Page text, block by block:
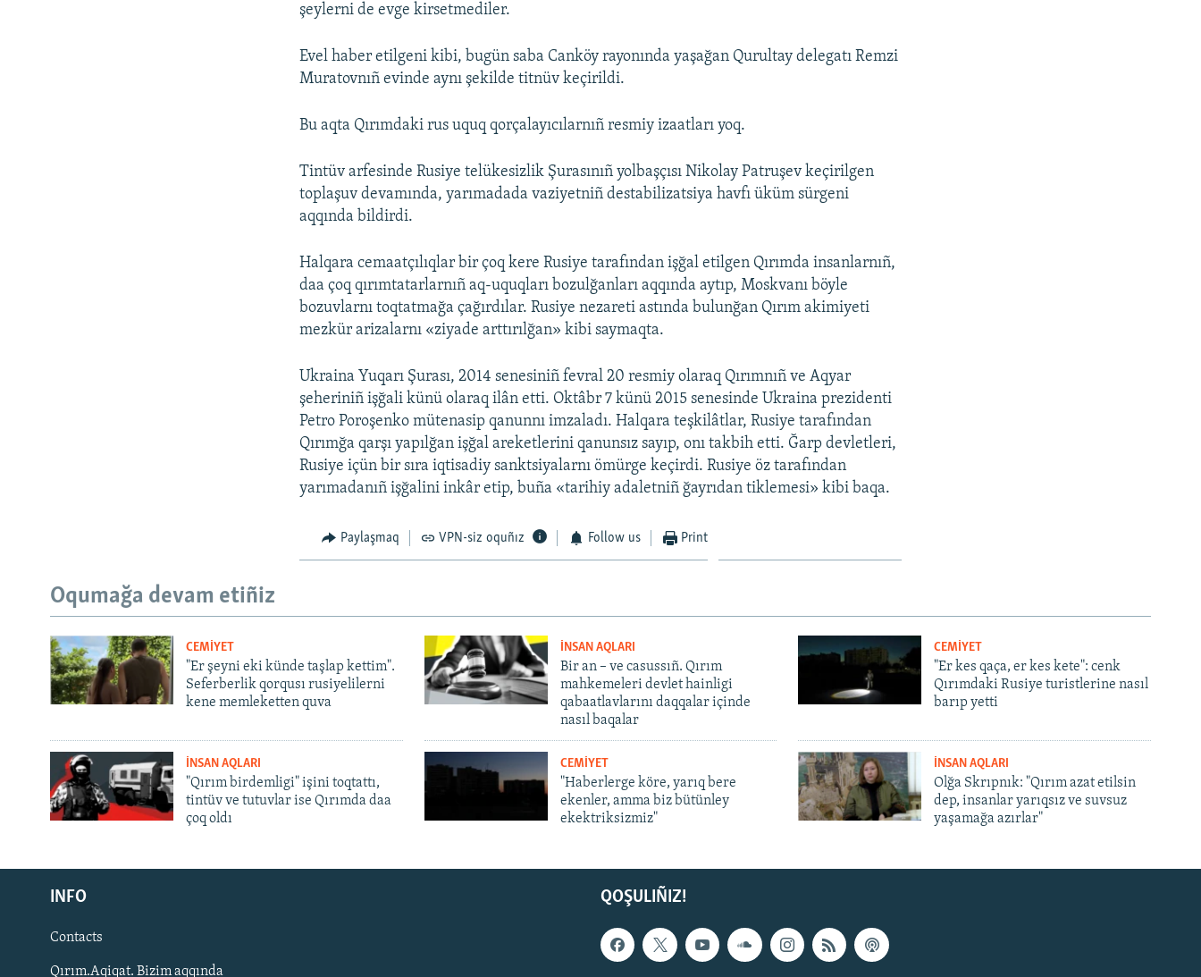
Русский
Українською
QOŞULIÑIZ!
şeylerni de evge kirsetmediler.
Evel haber etilgeni kibi, bugün saba Canköy rayonında yaşağan Qurultay delegatı Remzi
Muratovnıñ evinde aynı şekilde titnüv keçirildi.
Bu aqta Qırımdaki rus uquq qorçalayıcılarnıñ resmiy izaatları yoq.
Tintüv arfesinde Rusiye telükesizlik Şurasınıñ yolbaşçısı Nikolay Patruşev keçirilgen
toplaşuv devamında, yarımadada vaziyetniñ destabilizatsiya havfı üküm sürgeni
aqqında bildirdi.
Halqara cemaatçılıqlar bir çoq kere Rusiye tarafından işğal etilgen Qırımda insanlarnıñ,
daa çoq qırımtatarlarnıñ aq-uquqları bozulğanları aqqında aytıp, Moskvanı böyle
bozuvlarnı toqtatmağa çağırdılar. Rusiye nezareti astında bulunğan Qırım akimiyeti
mezkür arizalarnı «ziyade arttırılğan» kibi saymaqta.
Ukraina Yuqarı Şurası, 2014 senesiniñ fevral 20 resmiy olaraq Qırımnıñ ve Aqyar
şeheriniñ işğali künü olaraq ilân etti. Oktâbr 7 künü 2015 senesinde Ukraina prezidenti
Petro Poroşenko mütenasip qanunnı imzaladı. Halqara teşkilâtlar, Rusiye tarafından
Qırımğa qarşı yapılğan işğal areketlerini qanunsız sayıp, onı takbih etti. Ğarp devletleri,
Rusiye içün bir sıra iqtisadiy sanktsiyalarnı ömürge keçirdi. Rusiye öz tarafından
yarımadanıñ işğalini inkâr etip, buña «tarihiy adaletniñ ğayrıdan tiklemesi» kibi baqa.
Paylaşmaq VPN-siz oquñız Follow us Print
Oqumağa devam etiñiz
CEMİYET
"Er şeyni eki künde taşlap kettim".
Seferberlik qorqusı rusiyelilerni
kene memleketten quva
İNSAN AQLARI
Bir an – ve casussıñ. Qırım
mahkemeleri devlet hainligi
qabaatlavlarını daqqalar içinde
nasıl baqalar
CEMİYET
"Er kes qaça, er kes kete": cenk
Qırımdaki Rusiye turistlerine nasıl
barıp yetti
İNSAN AQLARI
"Qırım birdemligi" işini toqtattı,
tintüv ve tutuvlar ise Qırımda daa
çoq oldı
CEMİYET
"Haberlerge köre, yarıq bere
ekenler, amma biz bütünley
ekektriksizmiz"
İNSAN AQLARI
Olğa Skrıpnık: "Qırım azat etilsin
dep, insanlar yarıqsız ve suvsuz
yaşamağa azırlar"
QOŞULIÑIZ!
INFO
Contacts
Qırım.Aqiqat. Bizim aqqında